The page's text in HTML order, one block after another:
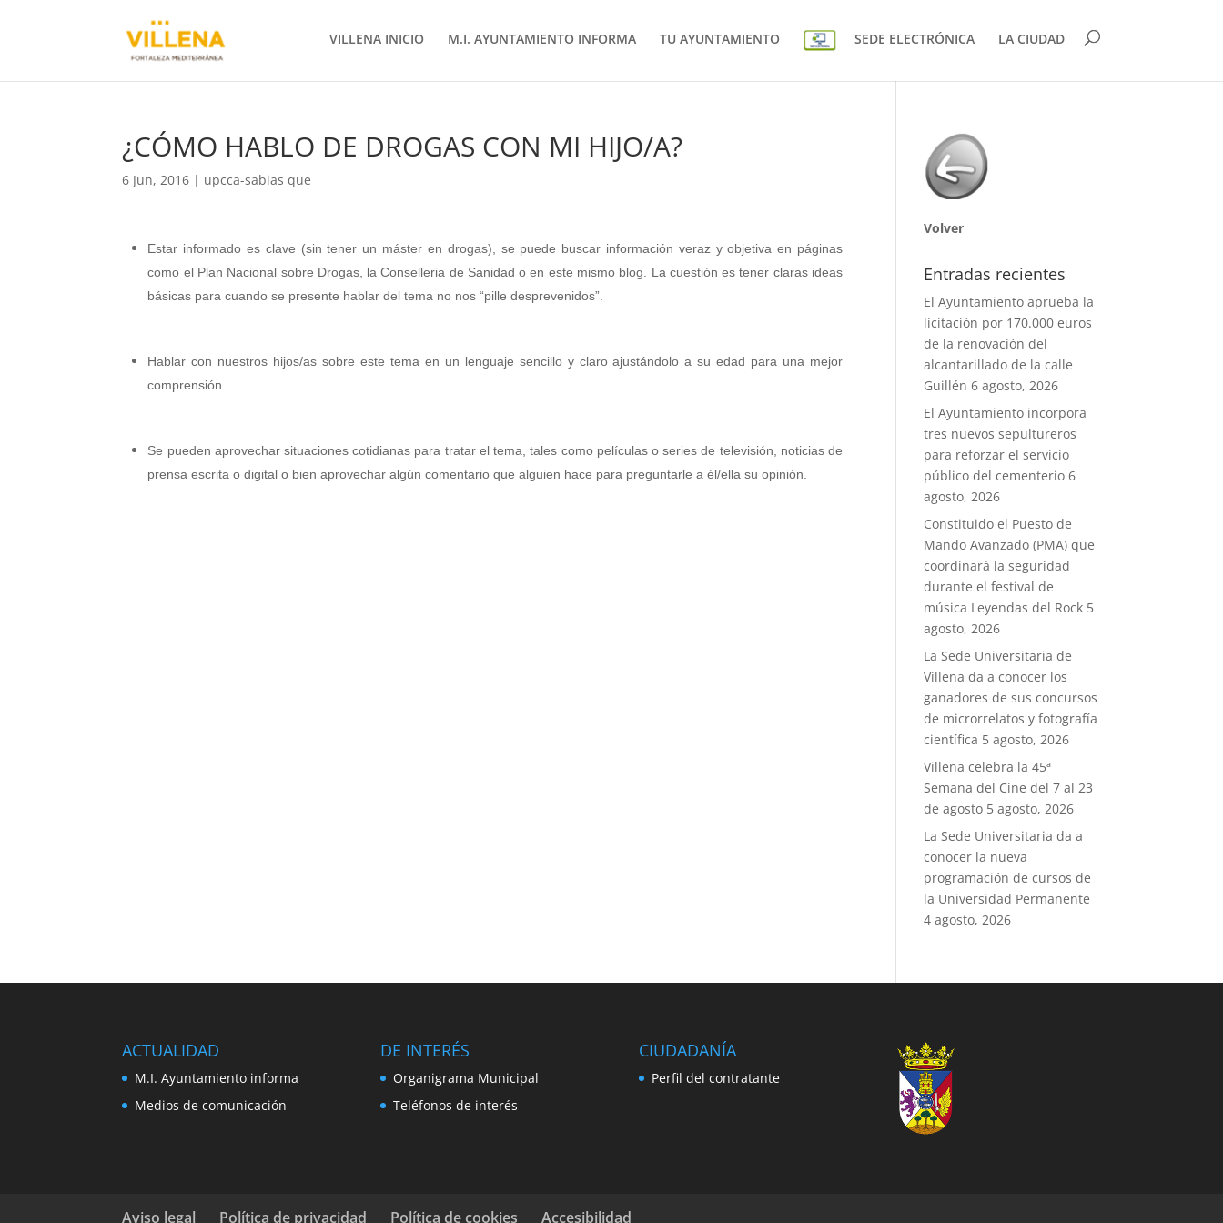
VILLENA INICIO M.I. AYUNTAMIENTO INFORMA TU AYUNTAMIENTO SEDE ELECTRÓNICA LA CIUDAD
¿CÓMO HABLO DE DROGAS CON MI HIJO/A?
6 Jun, 2016 | upcca-sabias que
Estar informado es clave (sin tener un máster en drogas), se puede buscar información veraz y objetiva en páginas
como el Plan Nacional sobre Drogas, la Conselleria de Sanidad o en este mismo blog.
La cuestión es tener claras ideas
básicas para cuando se presente hablar del tema no nos “pille desprevenidos”.
Hablar con nuestros hijos/as sobre este tema en un lenguaje sencillo y claro ajustándolo a su edad para una mejor
comprensión.
Se pueden aprovechar situaciones cotidianas para tratar el tema, tales como películas o series de televisión, noticias de
prensa escrita o digital o bien aprovechar algún comentario que alguien hace para preguntarle a él/ella su opinión.
Volver
Entradas recientes
El Ayuntamiento aprueba la
licitación por 170.000 euros
de la renovación del
alcantarillado de la calle
Guillén 6 agosto, 2026
El Ayuntamiento incorpora
tres nuevos sepultureros
para reforzar el servicio
público del cementerio 6
agosto, 2026
Constituido el Puesto de
Mando Avanzado (PMA) que
coordinará la seguridad
durante el festival de
música Leyendas del Rock 5
agosto, 2026
La Sede Universitaria de
Villena da a conocer los
ganadores de sus concursos
de microrrelatos y fotografía
científica 5 agosto, 2026
Villena celebra la 45ª
Semana del Cine del 7 al 23
de agosto 5 agosto, 2026
La Sede Universitaria da a
conocer la nueva
programación de cursos de
la Universidad Permanente
4 agosto, 2026
ACTUALIDAD
M.I. Ayuntamiento informa
Medios de comunicación
DE INTERÉS
Organigrama Municipal
Teléfonos de interés
CIUDADANÍA
Perfil del contratante
Aviso legal Política de privacidad Política de cookies Accesibilidad